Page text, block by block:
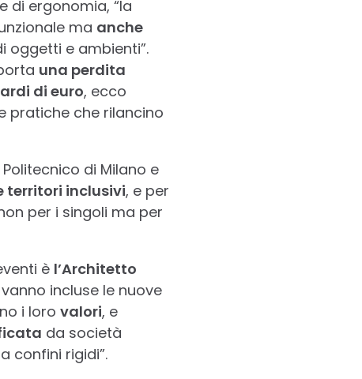
di ergonomia, “la
ma anche
oggetti e ambienti”.
una perdita
di euro, ecco
pratiche che rilancino
di Milano e
territori inclusivi, e per
per i singoli ma per
è l’Architetto
incluse le nuove
i loro valori, e
da società
confini rigidi”.